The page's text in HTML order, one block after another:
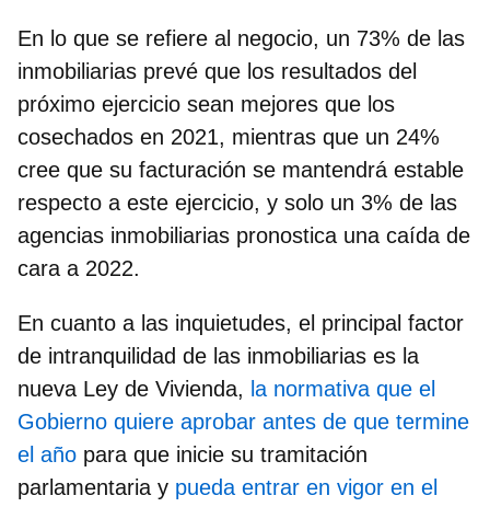
En lo que se refiere al negocio, un 73% de las
inmobiliarias prevé que los resultados del
próximo ejercicio sean mejores que los
cosechados en 2021, mientras que un 24%
cree que su facturación se mantendrá estable
respecto a este ejercicio, y solo un 3% de las
agencias inmobiliarias pronostica una caída de
cara a 2022.
En cuanto a las inquietudes, el principal factor
de intranquilidad de las inmobiliarias es la
nueva Ley de Vivienda, la normativa que el
Gobierno quiere aprobar antes de que termine
el año para que inicie su tramitación
parlamentaria y pueda entrar en vigor en el